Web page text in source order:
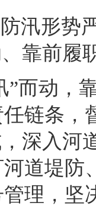
汛形势
靠前履
”而动，
链条，
深入河
道堤防
理，坚